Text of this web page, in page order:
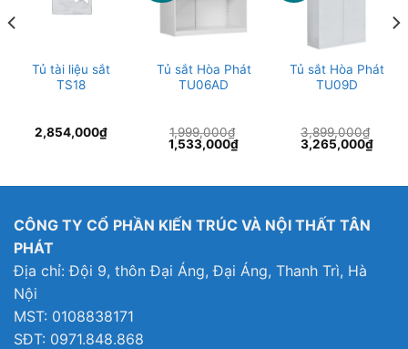
Tủ tài liệu sắt
TS18
2,854,000₫
Tủ sắt Hòa Phát
TU06AD
1,999,000₫
Giá
gốc
1,533,000₫Giá
1,533,000₫.
Tủ sắt Hòa Phát
TU09D
3,899,000₫
Giá
gốc
3,265,000₫Giá
hiện
CÔNG TY CỔ PHẦN KIẾN TRÚC VÀ NỘI THẤT TÂN
PHÁT
Địa chỉ: Đội 9, thôn Đại Áng, Đại Áng, Thanh Trì, Hà
Nội
MST: 0108838171
SĐT: 0971.848.868